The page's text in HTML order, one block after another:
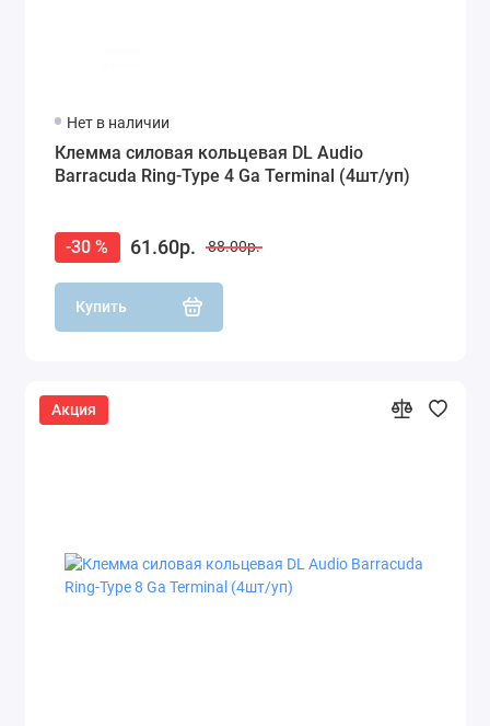
Нет в наличии
Клемма силовая кольцевая DL Audio
Barracuda Ring-Type 4 Ga Terminal (4шт/уп)
-30 % 61.60р. 88.00р.
Купить
Акция